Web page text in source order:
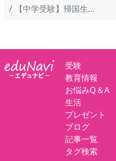
【中学受験】帰国生入試の過去問がない学校はどうしたらいい？
受験
教育情報
お悩みQ＆A
生活
プレゼント
ブログ
記事一覧
タグ検索